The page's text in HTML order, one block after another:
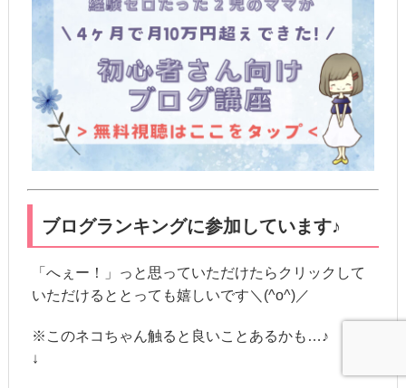
ブログランキングに参加しています♪
「へぇー！」っと思っていただけたらクリックして
いただけるととっても嬉しいです＼(^o^)／
※このネコちゃん触ると良いことあるかも…♪
↓